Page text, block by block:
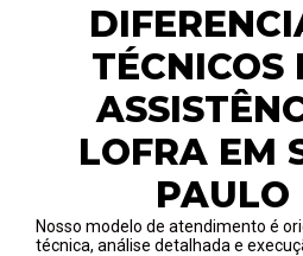
TÉCNICOS
LOFRA EM
PAULO
Nosso modelo de atendimento é
técnica, análise detalhada e